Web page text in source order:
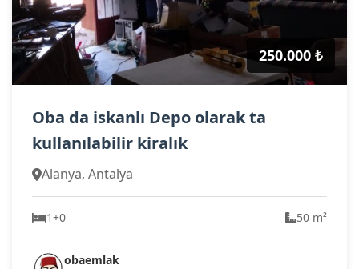
250.000 ₺
Oba da iskanlı Depo olarak ta
kullanılabilir kiralık
Alanya, Antalya
1+0 50 m²
obaemlak